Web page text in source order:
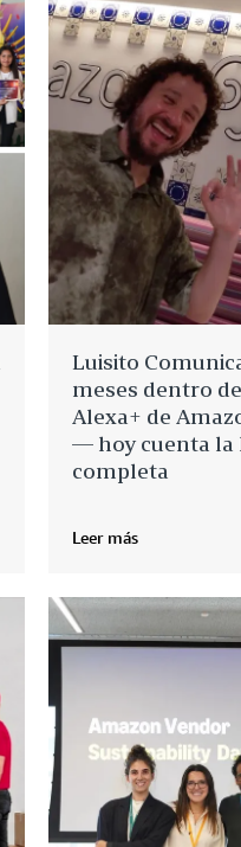
Luisito
meses dentro
Alexa+ de
— hoy cuenta la
completa
Leer más